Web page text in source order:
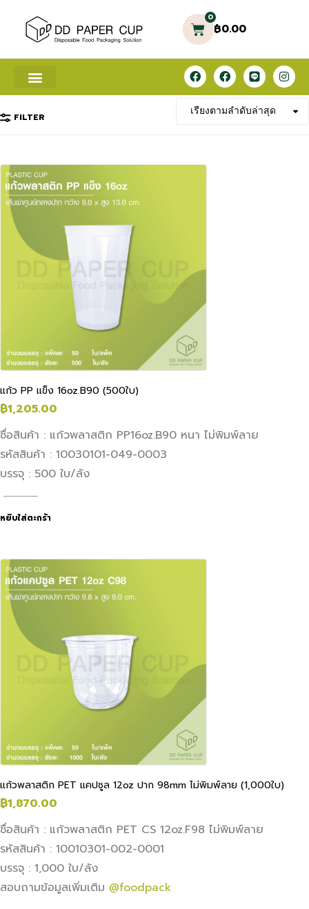
฿0.00
0
FILTER
แก้ว PP แข็ง 16oz.B90 (500ใบ)
฿1,205.00
ชื่อสินค้า : แก้วพลาสติก PP16oz.B90 หนา ไม่พิมพ์ลาย
รหัสสินค้า : 10030101-049-0003
บรรจุ : 500 ใบ/ลัง
หยิบใส่ตะกร้า
แก้วพลาสติก PET แคปซูล 12oz ปาก 98mm ไม่พิมพ์ลาย (1,000ใบ)
฿1,870.00
ชื่อสินค้า : แก้วพลาสติก PET CS 12oz.F98 ไม่พิมพ์ลาย
รหัสสินค้า : 10010301-002-0001
บรรจุ : 1,000 ใบ/ลัง
สอบถามข้อมูลเพิ่มเติม @foodpack